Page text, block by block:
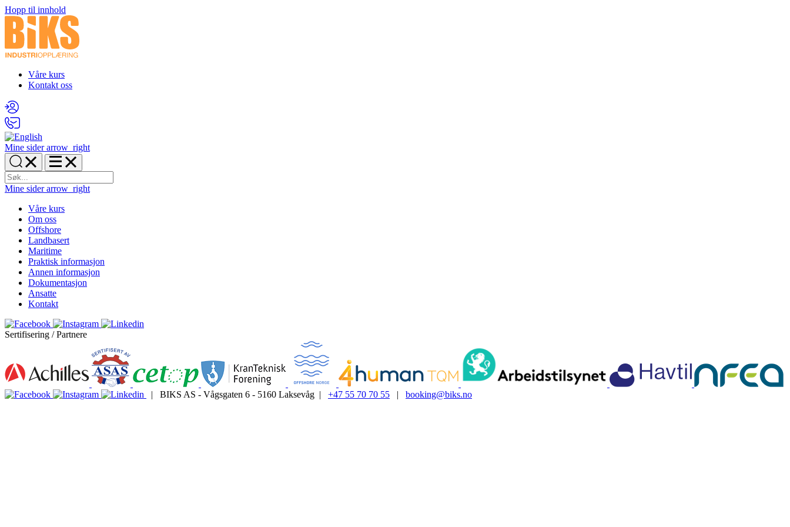
Hopp til innhold
Våre kurs
Kontakt oss
Mine sider arrow_right
Mine sider arrow_right
Våre kurs
Om oss
Offshore
Landbasert
Maritime
Praktisk informasjon
Annen informasjon
Dokumentasjon
Ansatte
Kontakt
Sertifisering / Partnere
| BIKS AS - Vågsgaten 6 - 5160 Laksevåg | +47 55 70 70 55 | booking@biks.no